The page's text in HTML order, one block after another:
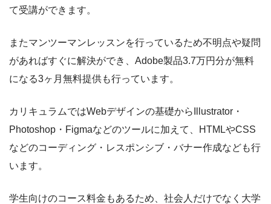
て受講ができます。
またマンツーマンレッスンを行っているため不明点や疑問
があればすぐに解決ができ、Adobe製品3.7万円分が無料
になる3ヶ月無料提供も行っています。
カリキュラムではWebデザインの基礎からIllustrator・
Photoshop・Figmaなどのツールに加えて、HTMLやCSS
などのコーディング・レスポンシブ・バナー作成なども行
います。
学生向けのコース料金もあるため、社会人だけでなく大学